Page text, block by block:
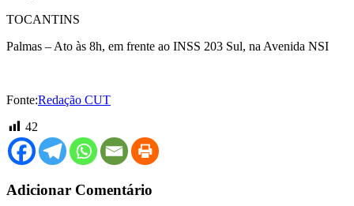
TOCANTINS
Palmas – Ato às 8h, em frente ao INSS 203 Sul, na Avenida NSI
Fonte:Redação CUT
42
Adicionar Comentário